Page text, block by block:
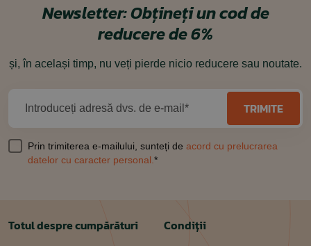
Newsletter:Obțineți un cod de
reducere de 6%
și, în același timp, nu veți pierde nicio reducere sau noutate.
Introduceți adresă dvs. de e-mail* TRIMITE
Prin trimiterea e-mailului, sunteți de acord cu prelucrarea
datelor cu caracter personal. *
Totul despre cumpărături Condiții